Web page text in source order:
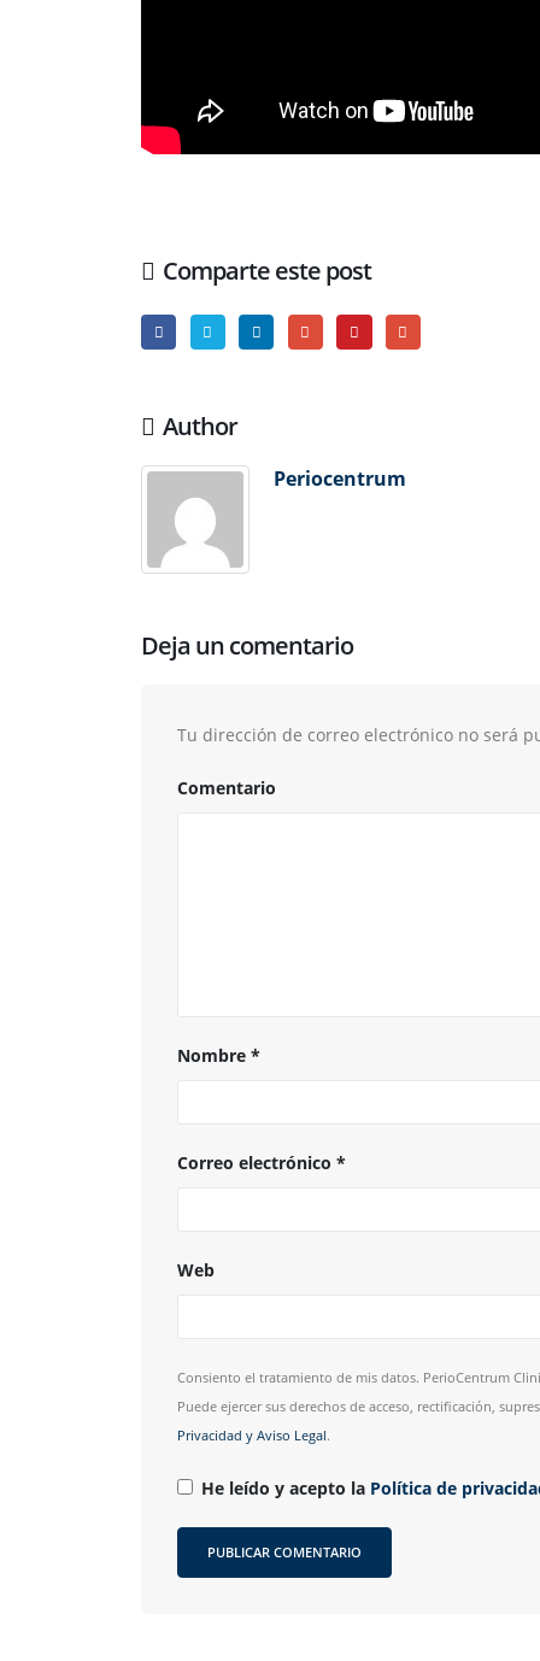
Comparte este post
Author
Periocentrum
Deja un comentario
Tu dirección de correo electrónico no será
Comentario
Nombre *
Correo electrónico *
Web
Consiento el tratamiento de mis datos. PerioCentrum
Puede ejercer sus derechos de acceso, rectificación,
Privacidad y Aviso Legal.
He leído y acepto la Política de